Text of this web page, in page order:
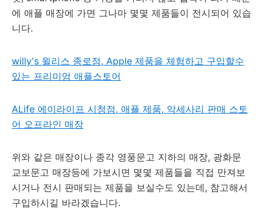
에 애플 매장에 가면 그나마 몇몇 제품들이 전시되어 있습
니다.
willy's 윌리스 종로점, Apple 제품을 체험하고 구입할수
있는 프리미엄 애플스토어
ALife 에이라이프 시청점, 애플 제품, 악세사리 판매 스토
어 오프라인 매장
위와 같은 매장이나 종각 영풍문고 지하의 매장, 광화문
교보문고 매장등에 가보시면 몇몇 제품들을 직접 만져보
시거나 전시 판매되는 제품을 보실수도 있는데, 참고해서
구입하시길 바라겠습니다.